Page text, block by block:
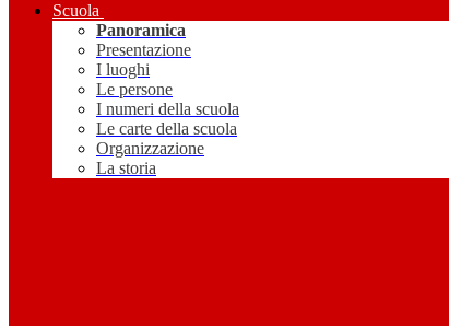
Scuola
Panoramica
Presentazione
I luoghi
Le persone
I numeri della scuola
Le carte della scuola
Organizzazione
La storia